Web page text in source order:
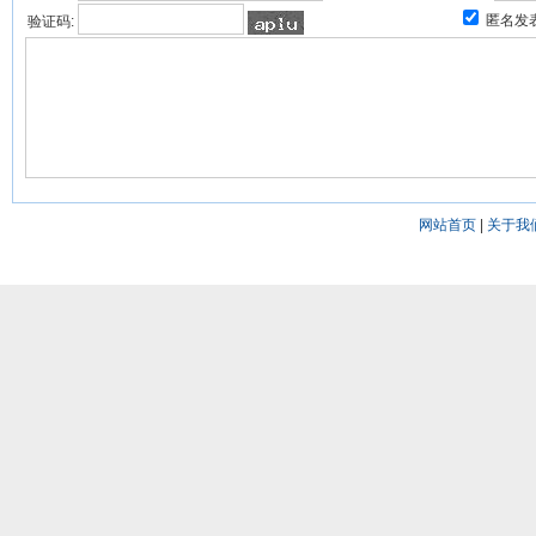
验证码: 匿名发
网站首页| 关于我